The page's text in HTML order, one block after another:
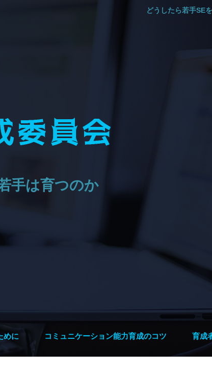
どうしたら若手SE
手は育つのか
めに コミュニケーション能力育成のコツ 育成